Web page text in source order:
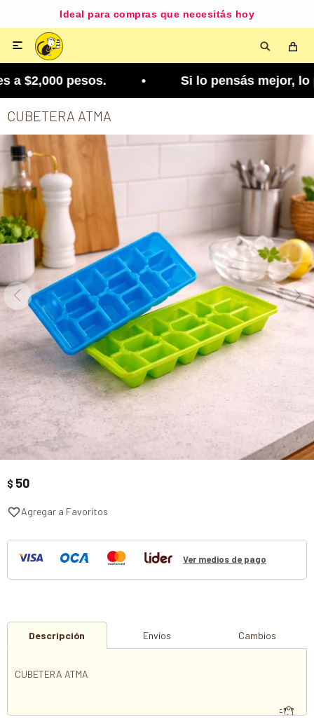
Ideal para compras que necesitás hoy

a $2,000 pesos. • Si lo pensás mejor, lo
CUBETERA ATMA
$ 50
Ver medios de pago
Descripción Envíos Cambios
CUBETERA ATMA